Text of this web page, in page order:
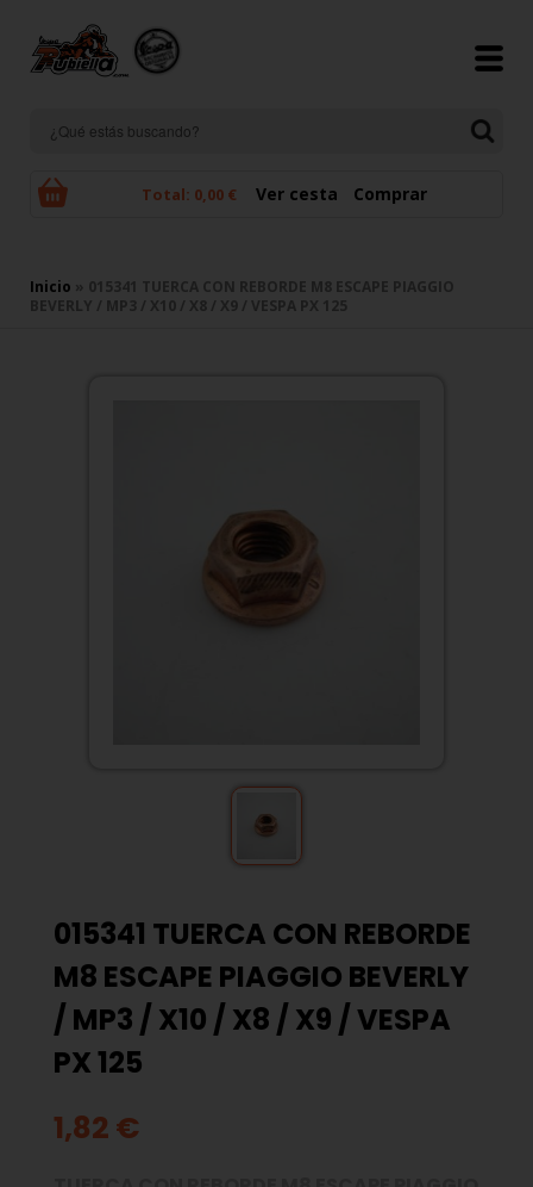
Total: 0,00 € Ver cesta Comprar
Se encuentra usted aquí
Inicio » 015341 TUERCA CON REBORDE M8 ESCAPE PIAGGIO
BEVERLY / MP3 / X10 / X8 / X9 / VESPA PX 125
015341 TUERCA CON REBORDE
M8 ESCAPE PIAGGIO BEVERLY
/ MP3 / X10 / X8 / X9 / VESPA
PX 125
1,82 €